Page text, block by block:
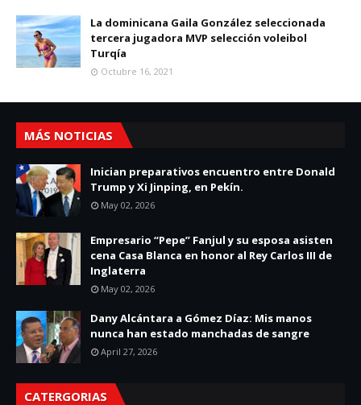
La dominicana Gaila González seleccionada
tercera jugadora MVP selección voleibol
Turqía
Octubre 16, 2021
MÁS NOTICIAS
Inician preparativos encuentro entre Donald
Trump y Xi Jinping, en Pekín.
May 02, 2026
Empresario “Pepe” Fanjul y su esposa asisten
cena Casa Blanca en honor al Rey Carlos III de
Inglaterra
May 02, 2026
Dany Alcántara a Gómez Díaz: Mis manos
nunca han estado manchadas de sangre
April 27, 2026
CATERGORIAS